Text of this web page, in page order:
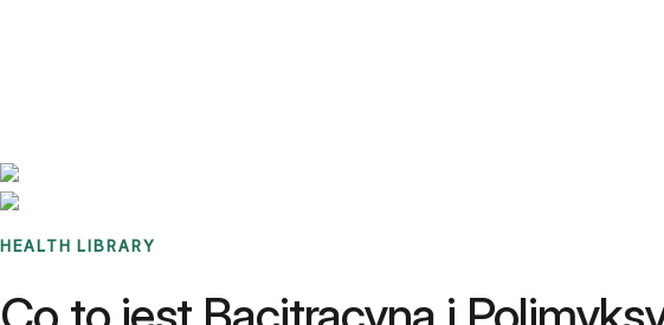
HEALTH LIBRARY